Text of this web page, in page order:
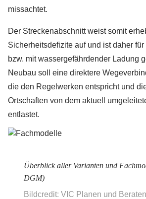
missachtet.
Der Streckenabschnitt weist somit
Sicherheitsdefizite auf und ist daher
bzw. mit wassergefährdender Ladung
Neubau soll eine direktere
die den Regelwerken entspricht und
Ortschaften von dem aktuell
entlastet.
Überblick aller Varianten und
DGM)
Bildcredit: VIC Planen und